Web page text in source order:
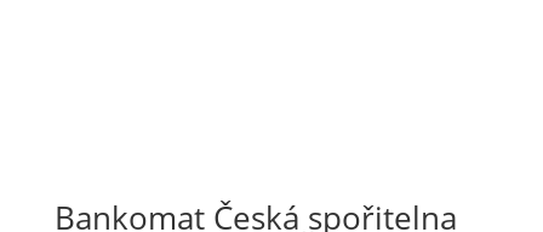
Bankomat Česká spořitelna